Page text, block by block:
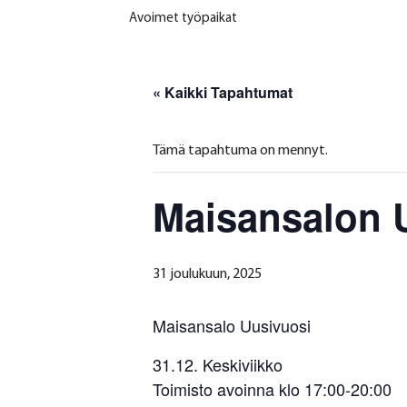
Avoimet työpaikat
« Kaikki Tapahtumat
Tämä tapahtuma on mennyt.
Maisansalon
31 joulukuun, 2025
Maisansalo Uusivuosi
31.12. Keskiviikko
Toimisto avoinna klo 17:00-20:00